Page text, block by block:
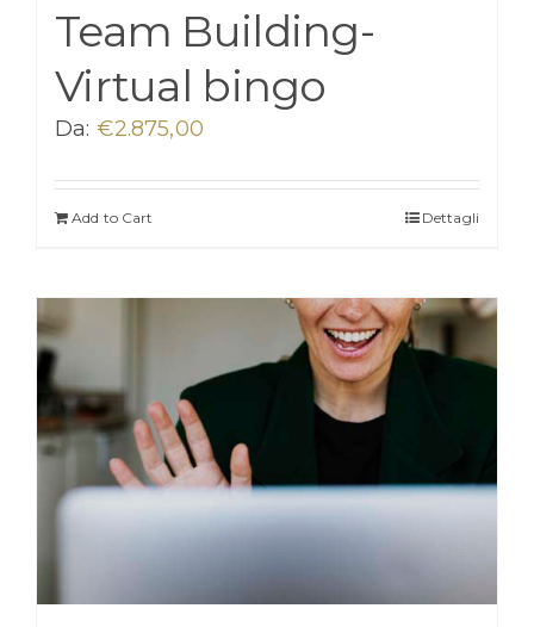
Team Building-
Virtual bingo
Da: €2.875,00
Add to Cart Dettagli